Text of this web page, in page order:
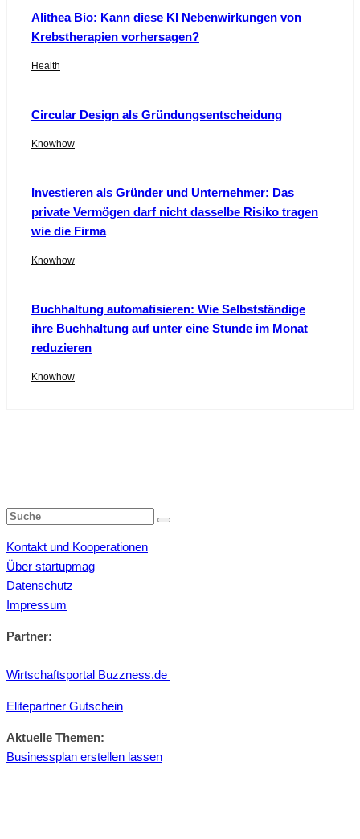
Alithea Bio: Kann diese KI Nebenwirkungen von
Krebstherapien vorhersagen?
Health
Circular Design als Gründungsentscheidung
Knowhow
Investieren als Gründer und Unternehmer: Das
private Vermögen darf nicht dasselbe Risiko tragen
wie die Firma
Knowhow
Buchhaltung automatisieren: Wie Selbstständige
ihre Buchhaltung auf unter eine Stunde im Monat
reduzieren
Knowhow
Kontakt und Kooperationen
Über startupmag
Datenschutz
Impressum
Partner:
Wirtschaftsportal Buzzness.de
Elitepartner Gutschein
Aktuelle Themen:
Businessplan erstellen lassen